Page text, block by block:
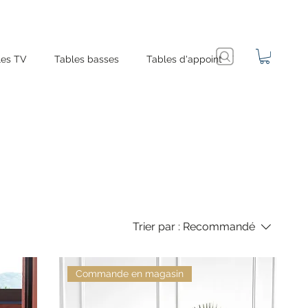
TV Tables basses Tables d'appoint
Trier par : Recommandé
Commande en magasin